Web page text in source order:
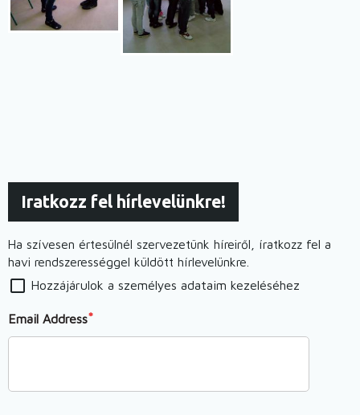
Iratkozz fel hírlevelünkre!
Ha szívesen értesülnél szervezetünk híreiről, íratkozz fel a
havi rendszerességgel küldött hírlevelünkre.
Hozzájárulok a személyes adataim kezeléséhez
Email Address